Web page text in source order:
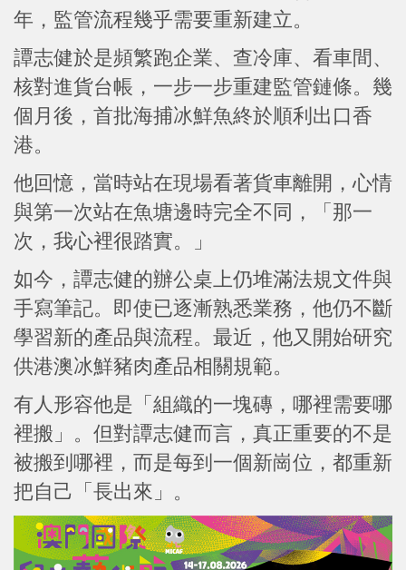
年，監管流程幾乎需要重新建立。
譚志健於是頻繁跑企業、查冷庫、看車間、
核對進貨台帳，一步一步重建監管鏈條。幾
個月後，首批海捕冰鮮魚終於順利出口香
港。
他回憶，當時站在現場看著貨車離開，心情
與第一次站在魚塘邊時完全不同，「那一
次，我心裡很踏實。」
如今，譚志健的辦公桌上仍堆滿法規文件與
手寫筆記。即使已逐漸熟悉業務，他仍不斷
學習新的產品與流程。最近，他又開始研究
供港澳冰鮮豬肉產品相關規範。
有人形容他是「組織的一塊磚，哪裡需要哪
裡搬」。但對譚志健而言，真正重要的不是
被搬到哪裡，而是每到一個新崗位，都重新
把自己「長出來」。